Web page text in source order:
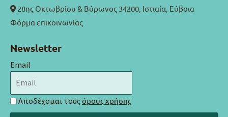
28ης Οκτωβρίου & Βύρωνος 34200, Ιστιαία, Εύβοια
Φόρμα επικοινωνίας
Newsletter
Email
Αποδέχομαι τους όρους χρήσης